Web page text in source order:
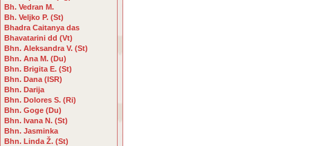
Bh. Vedran M.
Bh. Veljko P. (St)
Bhadra Caitanya das
Bhavatarini dd (Vt)
Bhn. Aleksandra V. (St)
Bhn. Ana M. (Du)
Bhn. Brigita E. (St)
Bhn. Dana (ISR)
Bhn. Darija
Bhn. Dolores S. (Ri)
Bhn. Goge (Du)
Bhn. Ivana N. (St)
Bhn. Jasminka
Bhn. Linda Ž. (St)